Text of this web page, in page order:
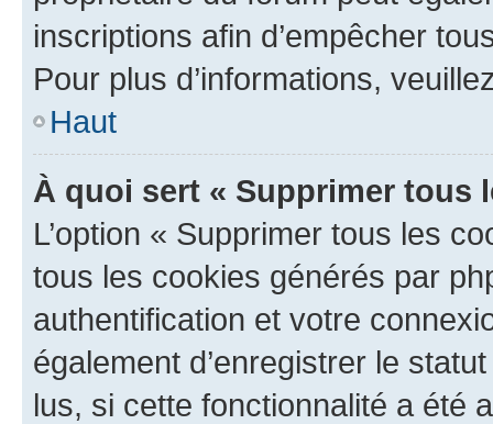
inscriptions afin d’empêcher
Pour plus d’informations,
Haut
À quoi sert « Supprimer tous
L’option « Supprimer tous les
tous les cookies générés par
authentification et votre
également d’enregistrer le
lus, si cette fonctionnalité a été